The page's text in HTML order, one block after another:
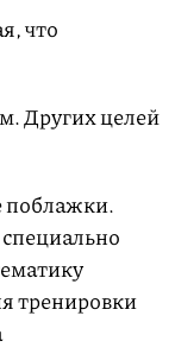
что
Других целей
поблажки.
тренировки